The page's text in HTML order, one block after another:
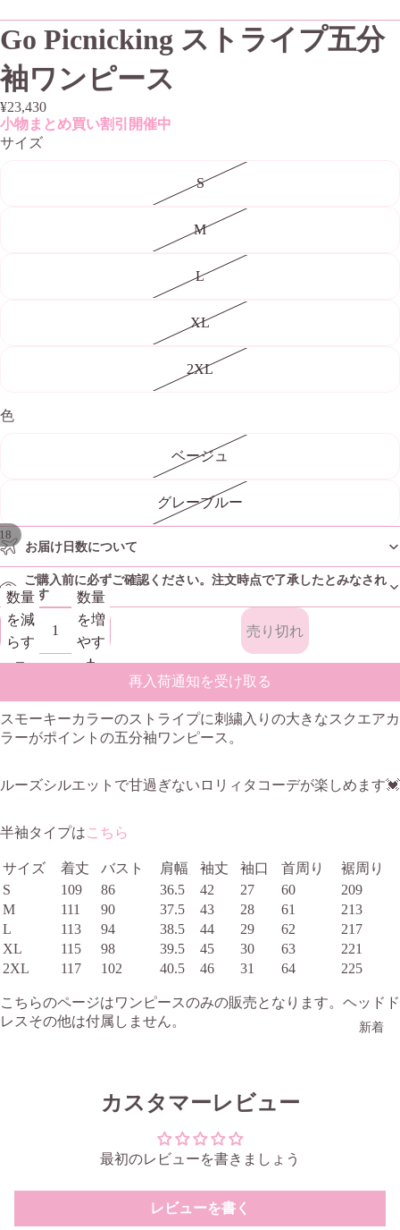
新着
Go Picnicking ストライプ五分
袖ワンピース
¥23,430
小物まとめ買い割引開催中
サイズ
S
M
L
XL
2XL
色
ベージュ
グレーブルー
お届け日数について
ご購入前に必ずご確認ください。注文時点で了承したとみなされ
ます
数量
を減
らす
数量
を増
やす
売り切れ
再入荷通知を受け取る
スモーキーカラーのストライプに刺繍入りの大きなスクエアカ
ラーがポイントの五分袖ワンピース。
ルーズシルエットで甘過ぎないロリィタコーデが楽しめます💓
半袖タイプはこちら
サイズ 着丈 バスト 肩幅 袖丈 袖口 首周り
裾周り
S
109 86 36.5 42 27 60
209
M
111 90 37.5 43 28 61
213
L
113 94 38.5 44 29 62
217
XL
115 98 39.5 45 30 63
221
2XL
117 102 40.5 46 31 64 225
こちらのページはワンピースのみの販売となります。ヘッドド
レスその他は付属しません。
カスタマーレビュー
最初のレビューを書きましょう
レビューを書く